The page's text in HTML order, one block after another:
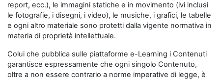
report, ecc.), le immagini statiche e in movimento (ivi inclusi
le fotografie, i disegni, i video), le musiche, i grafici, le tabelle
e ogni altro materiale sono protetti dalla vigente normativa in
materia di proprietà intellettuale.
Colui che pubblica sulle piattaforme e-Learning i Contenuti
garantisce espressamente che ogni singolo Contenuto,
oltre a non essere contrario a norme imperative di legge, è